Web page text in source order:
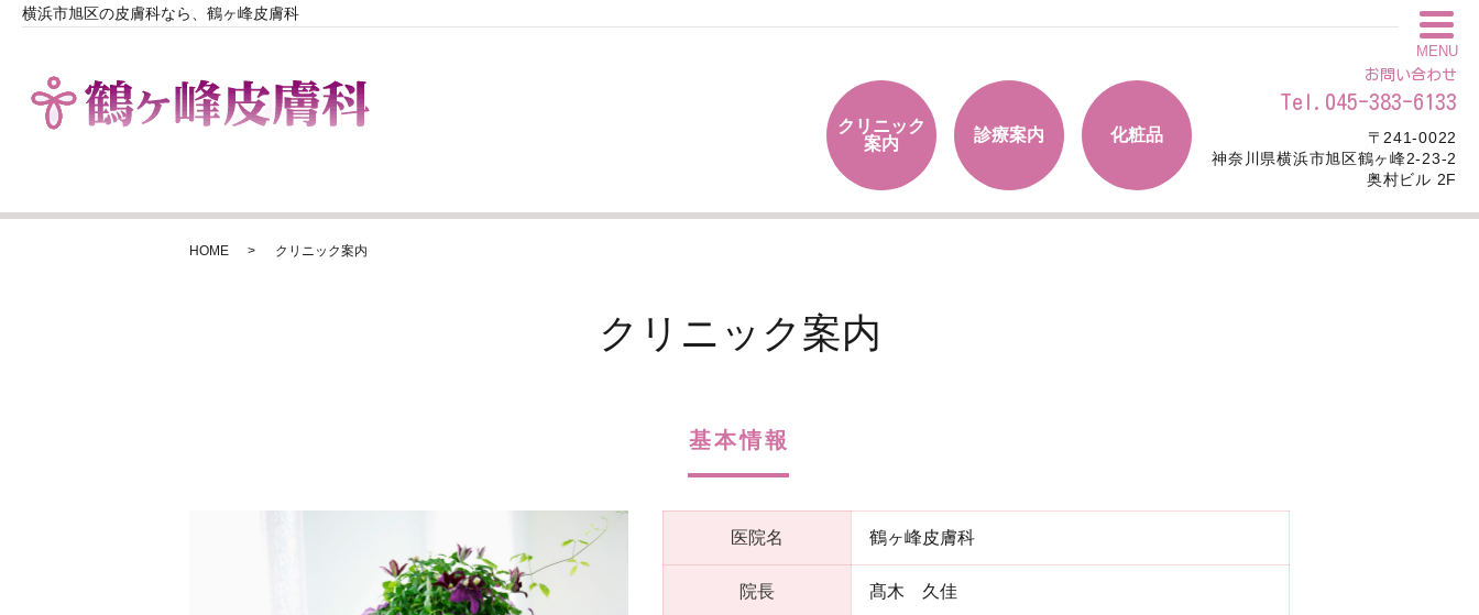
横浜市旭区の皮膚科なら、鶴ヶ峰皮膚科
クリニック
案内
診療案内 化粧品
MENU
お問い合わせ
Tel.045-383-6133
〒241-0022
神奈川県横浜市旭区鶴ヶ峰2-23-2
奥村ビル 2F
HOME クリニック案内
クリニック案内
基本情報
医院名 鶴ヶ峰皮膚科
院長 髙木 久佳